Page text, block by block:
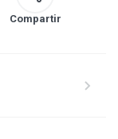
Compartir